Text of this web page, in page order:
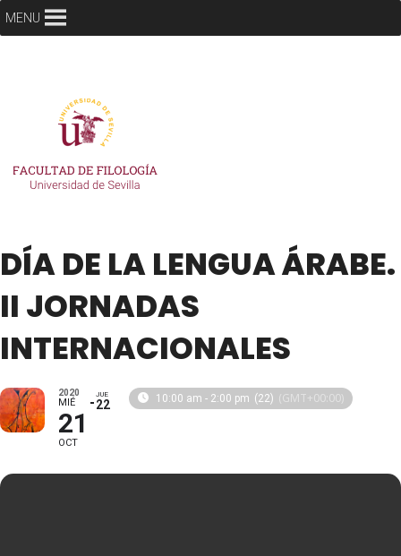
MENU
DÍA DE LA LENGUA ÁRABE.
II JORNADAS
INTERNACIONALES
2020
MIÉ
21
OCT
JUE
22 10:00 am - 2:00 pm (22) (GMT+00:00)